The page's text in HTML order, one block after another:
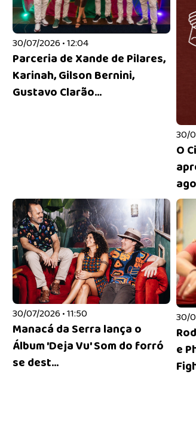
30/07/2026 • 12:04
Parceria de Xande de Pilares,
Karinah, Gilson Bernini,
Gustavo Clarão...
30/
O
30/07/2026 • 11:50
Manacá da Serra lança o
Álbum 'Deja Vu' Som do forró
se dest...
30/
e